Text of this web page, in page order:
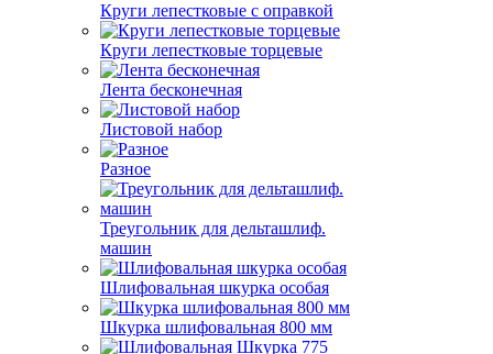
Круги лепестковые с оправкой
Круги лепестковые торцевые
Лента бесконечная
Листовой набор
Разное
Треугольник для дельташлиф.
машин
Шлифовальная шкурка особая
Шкурка шлифовальная 800 мм